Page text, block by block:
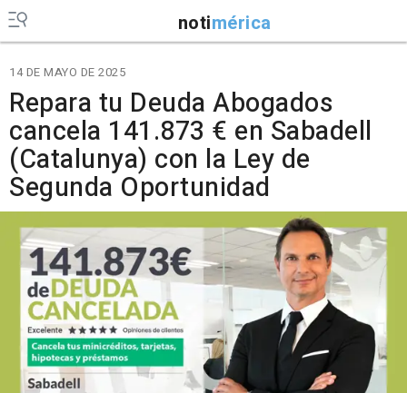
notimérica
14 DE MAYO DE 2025
Repara tu Deuda Abogados
cancela 141.873 € en Sabadell
(Catalunya) con la Ley de
Segunda Oportunidad